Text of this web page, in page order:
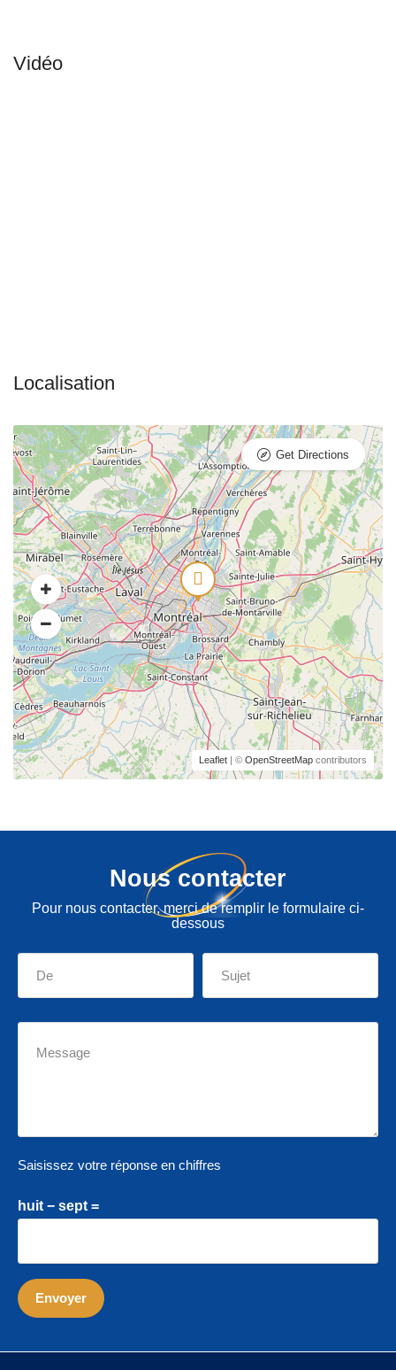
Leaflet | © OpenStreetMap contributors
Get Directions
Nous contacter
Pour nous contacter, merci de remplir le formulaire ci-
dessous
Saisissez votre réponse en chiffres
huit − sept =